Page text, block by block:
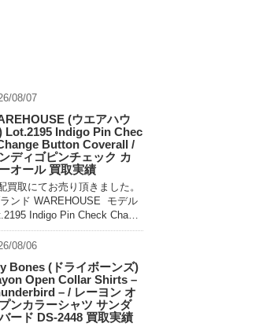
08/07
(ウエアハウ
Lot.2195 Indigo Pin Chec
Button Coverall /
ディゴピンチェック カ
オール 買取実績
買取にてお売り頂きました。
ンド WAREHOUSE モデル
Indigo Pin Check Chang
Coverall 買取相場 お問
わせください。 状態 未使用
08/06
Bones (ドライボーンズ)
Open Collar Shirts –
– / レーヨン オ
ンカラーシャツ サンダ
ード DS-2448 買取実績